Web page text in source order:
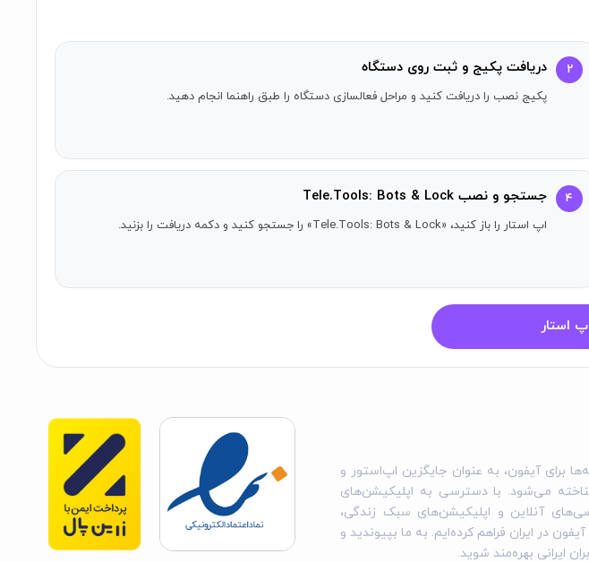
۲ دریافت پکیج و ثبت روی دستگاه
پکیج نصب را دریافت کنید و مراحل فعالسازی دستگاه را طبق راهنما انجام دهید.
۴ جستجو و نصب Tele.Tools: Bots & Lock
اپ استار را باز کنید، «Tele.Tools: Bots & Lock» را جستجو کنید و دکمه دریافت را بزنید.
استار
برای آیفون، به عنوان جایگزین اپ‌استور و
می‌شود. با دسترسی به اپلیکیشن‌های
آنلاین و اپلیکیشن‌های سبک زندگی،
در ایران فراهم کرده‌ایم. به ما بپیوندید و
ایرانی بهره‌مند شوید.